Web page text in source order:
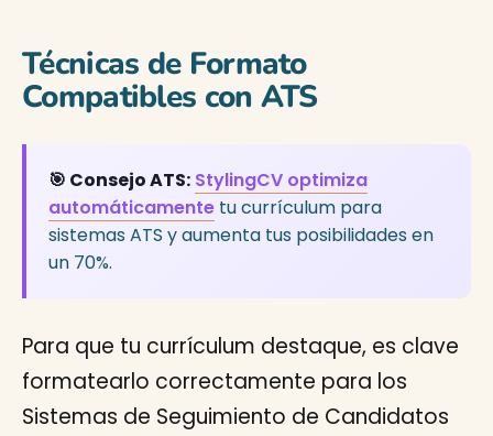
Técnicas de Formato
Compatibles con ATS
🎯 Consejo ATS: StylingCV optimiza
automáticamente tu currículum para
sistemas ATS y aumenta tus posibilidades en
un 70%.
Para que tu currículum destaque, es clave
formatearlo correctamente para los
Sistemas de Seguimiento de Candidatos